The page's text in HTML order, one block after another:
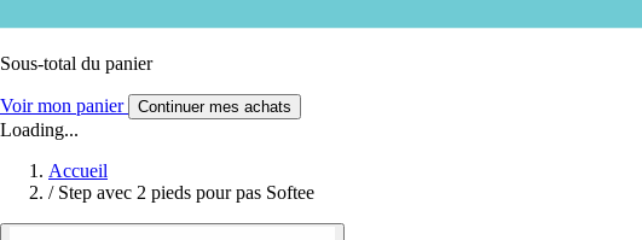
Sous-total du panier
Voir mon panier Continuer mes achats
Loading...
Accueil
/ Step avec 2 pieds pour pas Softee